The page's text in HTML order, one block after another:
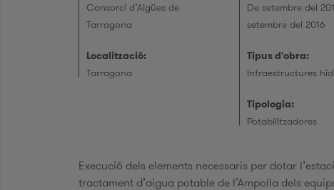
Consorci d’Aigües de
Tarragona
Localització:
Tarragona
De setembre del
setembre del 2016
Tipus d'obra:
Infraestructures
Tipologia:
Potabilitzadores
Execució dels elements necessaris per dotar
tractament d’aigua potable de l’Ampolla dels